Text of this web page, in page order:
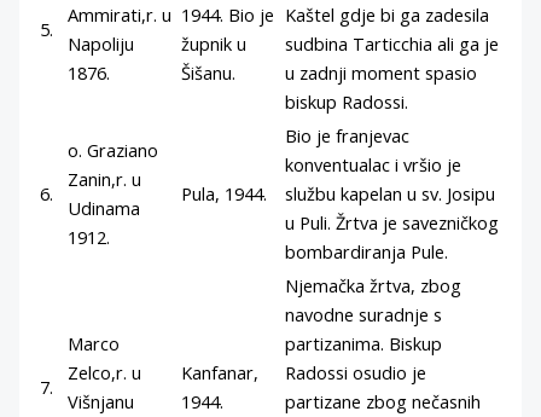
5.
Ammirati,r. u
Napoliju
1876.
1944. Bio je
župnik u
Šišanu.
Kaštel gdje bi ga zadesila
sudbina Tarticchia ali ga je
u zadnji moment spasio
biskup Radossi.
6.
o. Graziano
Zanin,r. u
Udinama
1912.
Pula, 1944.
Bio je franjevac
konventualac i vršio je
službu kapelan u sv. Josipu
u Puli. Žrtva je savezničkog
bombardiranja Pule.
7.
Marco
Zelco,r. u
Višnjanu
Kanfanar,
1944.
Njemačka žrtva, zbog
navodne suradnje s
partizanima. Biskup
Radossi osudio je
partizane zbog nečasnih